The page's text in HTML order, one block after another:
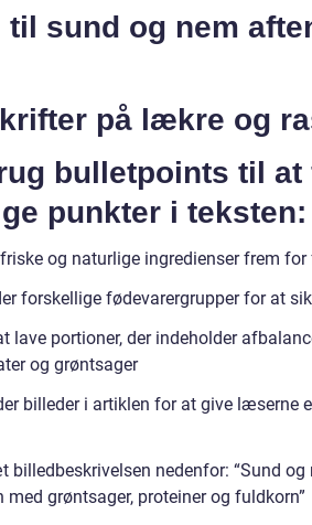
til sund og nem
på lækre og
bulletpoints til
punkter i teksten:
og naturlige ingredienser frem for
forskellige fødevarergrupper for at
lave portioner, der indeholder
og grøntsager
billeder i artiklen for at give læserne
billedbeskrivelsen nedenfor: “Sund
med grøntsager, proteiner og fuldkorn”